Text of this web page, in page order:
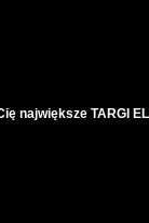
największe TARGI